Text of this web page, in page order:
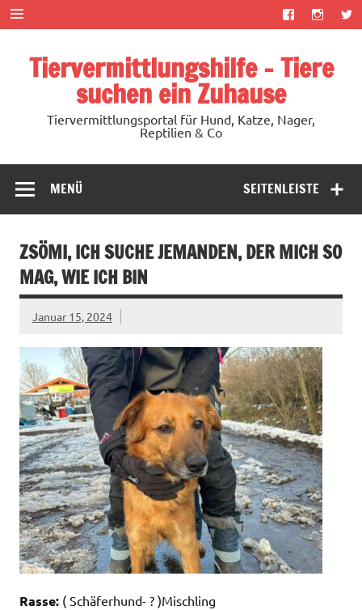
Zum
Inhalt
springen
Tiervermittlungshilfe – Tiere
suchen ein Zuhause
Tiervermittlungsportal für Hund, Katze, Nager,
Reptilien & Co
SEITENLEISTE
MENÜ
ZSÖMI, ICH SUCHE JEMANDEN, DER MICH SO
MAG, WIE ICH BIN
Januar 15, 2024
Rasse: ( Schäferhund- ? )Mischling